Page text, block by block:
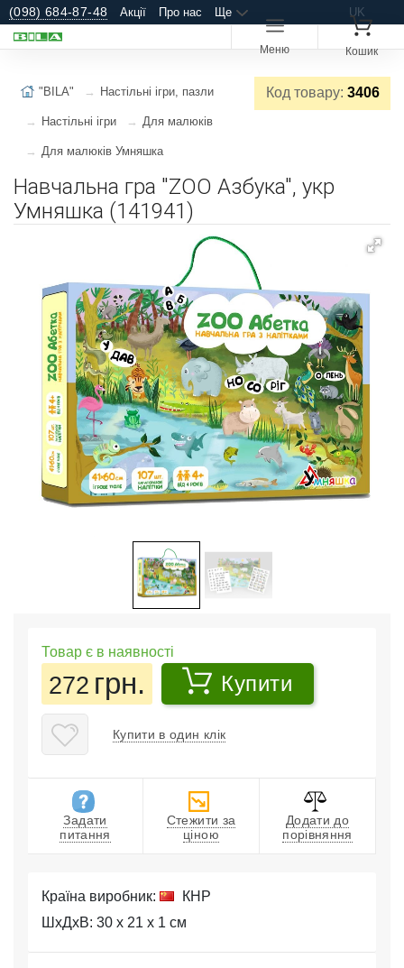
(098) 684-87-48 Акції Про нас Ще UK
Меню Кошик
Код товару: 3406
"BILA" Настільні ігри, пазли
Настільні ігри Для малюків
Для малюків Умняшка
Навчальна гра "ZOO Азбука", укр
Умняшка (141941)
Товар є в наявності
272 грн. Купити
Купити в один клік
Задати
питання
Стежити за
ціною
Додати до
порівняння
Країна виробник:
КНР
ШхДхВ: 30 x 21 x 1 см